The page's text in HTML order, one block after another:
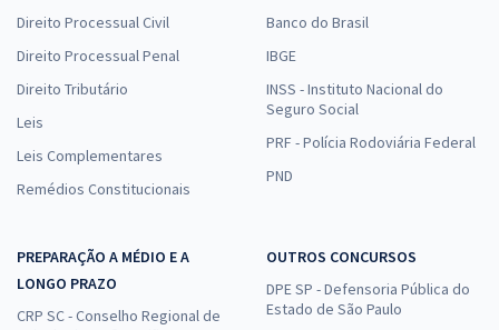
Direito Processual Civil
Direito Processual Penal
Direito Tributário
Leis
Leis Complementares
Remédios Constitucionais
Banco do Brasil
IBGE
INSS - Instituto Nacional do
Seguro Social
PRF - Polícia Rodoviária Federal
PND
PREPARAÇÃO A MÉDIO E A
LONGO PRAZO
CRP SC - Conselho Regional de
OUTROS CONCURSOS
DPE SP - Defensoria Pública do
Estado de São Paulo